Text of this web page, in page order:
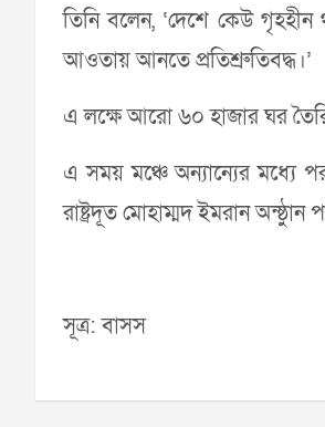
তিনি বলেন, ‘দেশে কেউ
আওতায় আনতে প্রতিশ্রুতিবদ্ধ।’
এ লক্ষে আরো ৬০ হাজার ঘর
এ সময় মঞ্চে অন্যান্যের মধ্যে
রাষ্ট্রদূত মোহাম্মদ ইমরান অন্ষ্ঠুান
সূত্র: বাসস